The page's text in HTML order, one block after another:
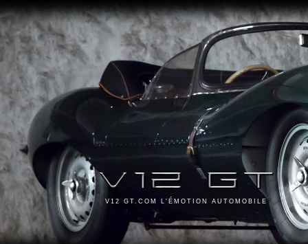
V12 GT.COM L'ÉMOTION AUTOMOBILE